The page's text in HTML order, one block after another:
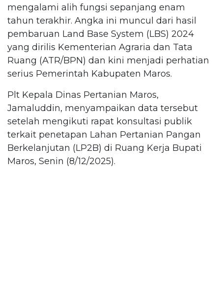
mengalami alih fungsi sepanjang enam
tahun terakhir. Angka ini muncul dari hasil
pembaruan Land Base System (LBS) 2024
yang dirilis Kementerian Agraria dan Tata
Ruang (ATR/BPN) dan kini menjadi perhatian
serius Pemerintah Kabupaten Maros.
Plt Kepala Dinas Pertanian Maros,
Jamaluddin, menyampaikan data tersebut
setelah mengikuti rapat konsultasi publik
terkait penetapan Lahan Pertanian Pangan
Berkelanjutan (LP2B) di Ruang Kerja Bupati
Maros, Senin (8/12/2025).